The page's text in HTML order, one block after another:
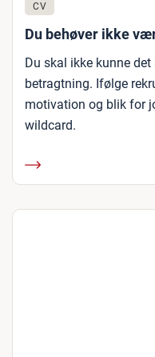
CV
Du behøver ikke
Du skal ikke kunne
betragtning. Ifølge
motivation og blik for
wildcard.